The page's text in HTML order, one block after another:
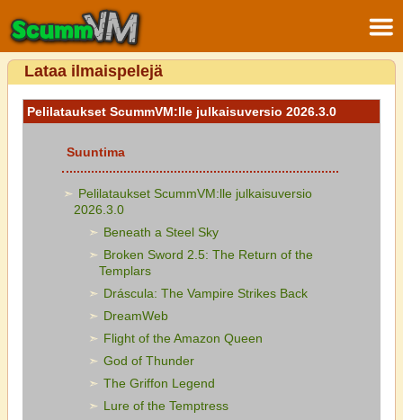
Lataa ilmaispelejä
Pelilataukset ScummVM:lle julkaisuversio 2026.3.0
Suuntima
Pelilataukset ScummVM:lle julkaisuversio
2026.3.0
Beneath a Steel Sky
Broken Sword 2.5: The Return of the
Templars
Dráscula: The Vampire Strikes Back
DreamWeb
Flight of the Amazon Queen
God of Thunder
The Griffon Legend
Lure of the Temptress